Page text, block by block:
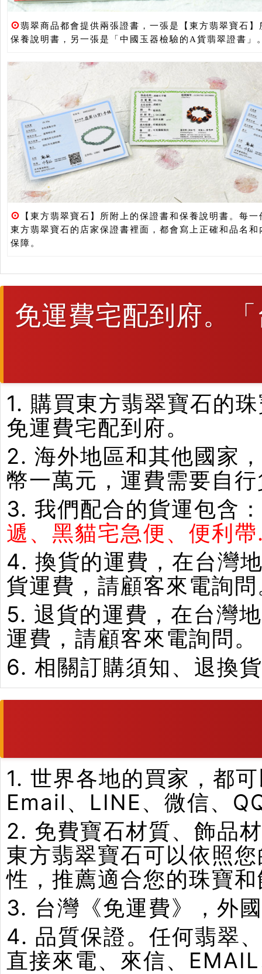
⊙翡翠商品都會提供兩張證書，一張是【東方翡翠寶石
保養說明書，另一張是「中國玉器檢驗的A貨翡翠證書」
⊙
【東方翡翠寶石】所附上的保證書和保養說明書。每
東方翡翠寶石的店家保證書裡面，都會寫上正確和品名
保障。
免運費宅配到府。
1. 購買東方翡翠寶石的
免運費宅配到府。
2. 海外地區和其他國家
幣一萬元，運費需要自
3. 我們配合的貨運包含：
遞、黑貓宅急便、便利
4. 換貨的運費，在台灣
貨運費，請顧客來電詢
5. 退貨的運費，在台灣
運費，請顧客來電詢問。
6. 相關訂購須知、退換
1. 世界各地的買家，都
Email、LINE、微信、
2. 免費寶石材質、飾品
東方翡翠寶石可以依照
性，推薦適合您的珠寶
3. 台灣《免運費》，外
4. 品質保證。任何翡翠
直接來電、來信、